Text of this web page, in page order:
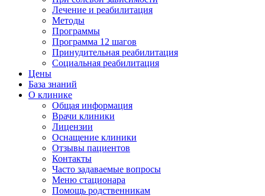
Лечение и реабилитация
Методы
Программы
Программа 12 шагов
Принудительная реабилитация
Социальная реабилитация
Цены
База знаний
О клинике
Общая информация
Врачи клиники
Лицензии
Оснащение клиники
Отзывы пациентов
Контакты
Часто задаваемые вопросы
Меню стационара
Помощь родственникам